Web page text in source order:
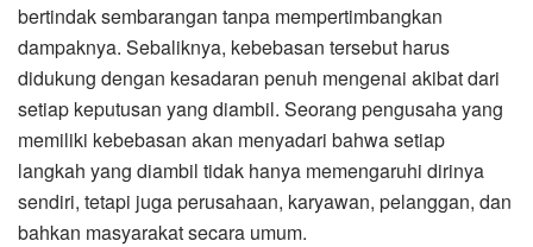
bertindak sembarangan tanpa mempertimbangkan
dampaknya. Sebaliknya, kebebasan tersebut harus
didukung dengan kesadaran penuh mengenai akibat dari
setiap keputusan yang diambil. Seorang pengusaha yang
memiliki kebebasan akan menyadari bahwa setiap
langkah yang diambil tidak hanya memengaruhi dirinya
sendiri, tetapi juga perusahaan, karyawan, pelanggan, dan
bahkan masyarakat secara umum.